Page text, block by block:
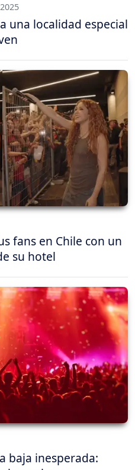
una localidad especial
fans en Chile con un
su hotel
baja inesperada: